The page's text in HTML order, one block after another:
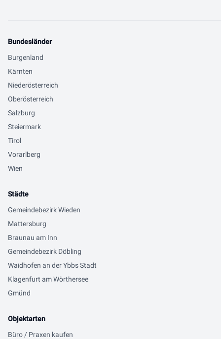
Bundesländer
Burgenland
Kärnten
Niederösterreich
Oberösterreich
Salzburg
Steiermark
Tirol
Vorarlberg
Wien
Städte
Gemeindebezirk Wieden
Mattersburg
Braunau am Inn
Gemeindebezirk Döbling
Waidhofen an der Ybbs Stadt
Klagenfurt am Wörthersee
Gmünd
Objektarten
Büro / Praxen kaufen